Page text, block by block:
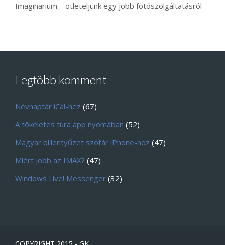
Imaginarium – ötleteljünk egy jobb fotószolgáltatásról
Legtöbb komment
Névnaptár iCal-hez (67)
A tökéletes túra app nyomában (52)
Magyar billentyűzet szótár iPhone-hoz (47)
Miért jobb az IMAX? (47)
Windows Live! Messenger (32)